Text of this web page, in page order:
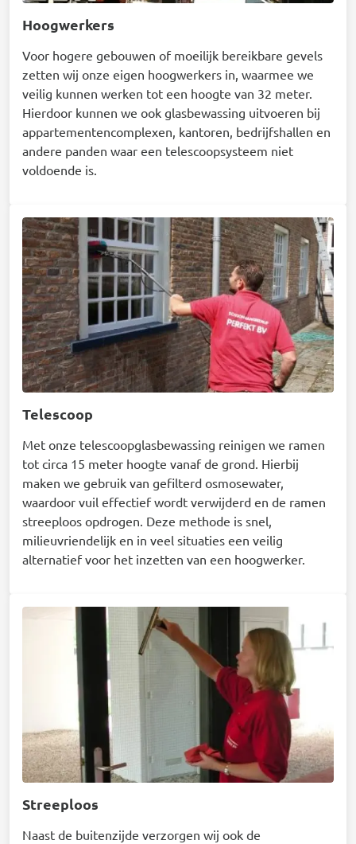
Hoogwerkers
Voor hogere gebouwen of moeilijk bereikbare gevels
zetten wij onze eigen hoogwerkers in, waarmee we
veilig kunnen werken tot een hoogte van 32 meter.
Hierdoor kunnen we ook glasbewassing uitvoeren bij
appartementencomplexen, kantoren, bedrijfshallen en
andere panden waar een telescoopsysteem niet
voldoende is.
Afbeelding
Telescoop
Met onze telescoopglasbewassing reinigen we ramen
tot circa 15 meter hoogte vanaf de grond. Hierbij
maken we gebruik van gefilterd osmosewater,
waardoor vuil effectief wordt verwijderd en de ramen
streeploos opdrogen. Deze methode is snel,
milieuvriendelijk en in veel situaties een veilig
alternatief voor het inzetten van een hoogwerker.
Afbeelding
Streeploos
Naast de buitenzijde verzorgen wij ook de